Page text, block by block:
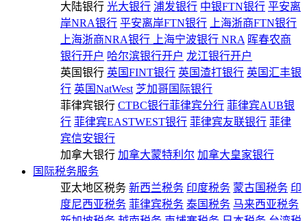
大陆银行 光大银行 浦发银行 中银FTN银行 平安离
岸NRA银行 平安离岸FTN银行
上海浙商FTN银行
上海浙商NRA银行
上海宁波银行 NRA 晖春农商
银行开户 哈尔滨银行开户 龙江银行开户
英国银行 英国FINT银行 英国渣打银行 英国汇丰银
行 英国NatWest 芝加哥国际银行
菲律宾银行 CTBC银行菲律宾分行 菲律宾AUB银
行 菲律宾EASTWEST银行 菲律宾友联银行 菲律
宾信安银行
加拿大银行 加拿大蒙特利尔 加拿大皇家银行
国际税务服务
亚太地区税务 新西兰税务 印度税务 蒙古国税务 印
度尼西亚税务 菲律宾税务 泰国税务 马来西亚税务